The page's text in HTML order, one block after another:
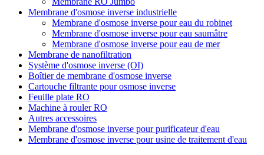
Membrane d'osmose inverse industrielle
Membrane d'osmose inverse pour eau du robinet
Membrane d'osmose inverse pour eau saumâtre
Membrane d'osmose inverse pour eau de mer
Membrane de nanofiltration
Système d'osmose inverse (OI)
Boîtier de membrane d'osmose inverse
Cartouche filtrante pour osmose inverse
Feuille plate RO
Machine à rouler RO
Autres accessoires
Membrane d'osmose inverse pour purificateur d'eau
Membrane d'osmose inverse pour usine de traitement d'eau